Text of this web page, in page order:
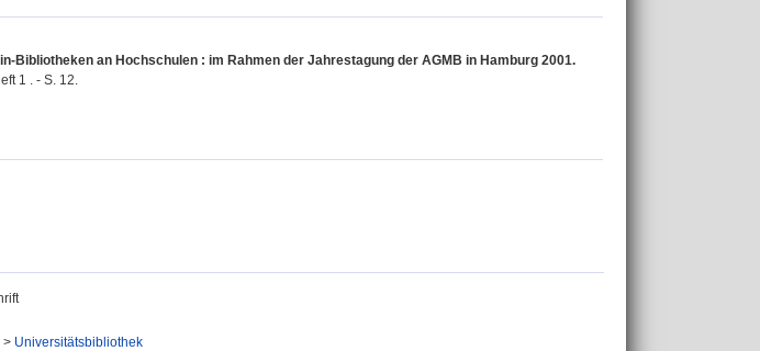
Bibliotheken an Hochschulen : im Rahmen der Jahrestagung der AGMB in Hamburg 2001.
1 . - S. 12.
> Universitätsbibliothek